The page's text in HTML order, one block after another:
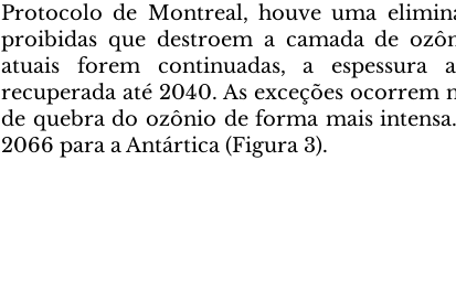
Protocolo de Montreal, houve uma
proibidas que destroem a camada de
atuais forem continuadas, a espessura
recuperada até 2040. As exceções ocorrem
de quebra do ozônio de forma mais
2066 para a Antártica (Figura 3).